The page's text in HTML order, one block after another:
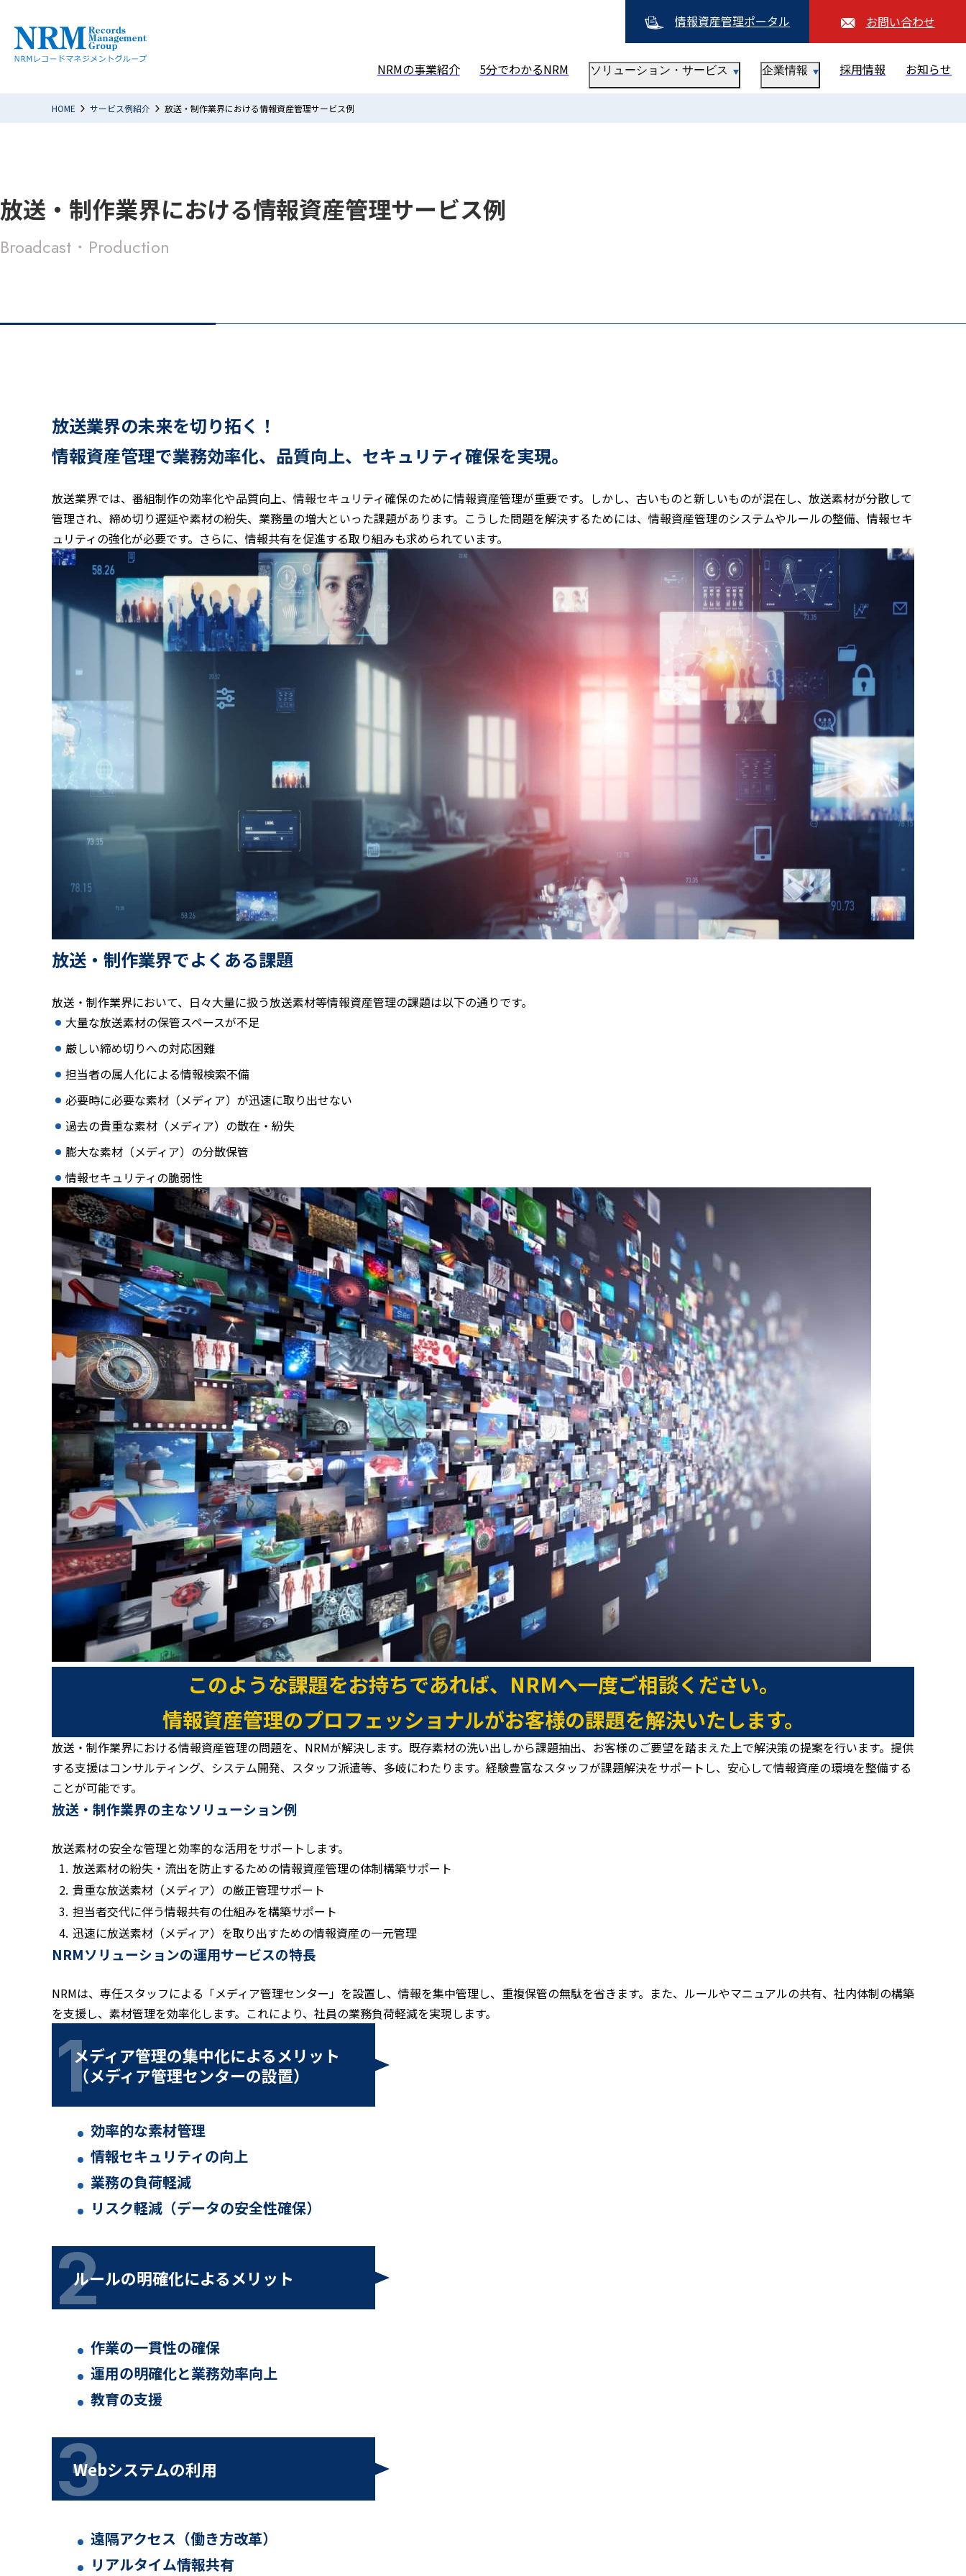
NRMの事業紹介 5分でわかるNRM ソリューション・サービス 企業情報 採用情報 お知らせ
情報資産管理ポータル お問い合わせ
HOME サービス例紹介 放送・制作業界における情報資産管理サービス例
放送・制作業界における情報資産管理サービス例
Broadcast・Production
放送業界の未来を切り拓く！
情報資産管理で業務効率化、品質向上、セキュリティ確保を実現。
放送業界では、番組制作の効率化や品質向上、情報セキュリティ確保のために情報資産管理が重要です。しかし、古いものと新しいものが混在し、放送素材が分散して
管理され、締め切り遅延や素材の紛失、業務量の増大といった課題があります。こうした問題を解決するためには、情報資産管理のシステムやルールの整備、情報セキ
ュリティの強化が必要です。さらに、情報共有を促進する取り組みも求められています。
放送・制作業界でよくある課題
放送・制作業界において、⽇々⼤量に扱う放送素材等情報資産管理の課題は以下の通りです。
⼤量な放送素材の保管スペースが不足
厳しい締め切りへの対応困難
担当者の属⼈化による情報検索不備
必要時に必要な素材（メディア）が迅速に取り出せない
過去の貴重な素材（メディア）の散在・紛失
膨⼤な素材（メディア）の分散保管
情報セキュリティの脆弱性
このような課題をお持ちであれば、NRMへ一度ご相談ください。
情報資産管理のプロフェッショナルがお客様の課題を解決いたします。
放送・制作業界における情報資産管理の問題を、NRMが解決します。既存素材の洗い出しから課題抽出、お客様のご要望を踏まえた上で解決策の提案を行います。提供
する支援はコンサルティング、システム開発、スタッフ派遣等、多岐にわたります。経験豊富なスタッフが課題解決をサポートし、安心して情報資産の環境を整備する
ことが可能です。
放送・制作業界の主なソリューション例
放送素材の安全な管理と効率的な活用をサポートします。
放送素材の紛失・流出を防⽌するための情報資産管理の体制構築サポート
貴重な放送素材（メディア）の厳正管理サポート
担当者交代に伴う情報共有の仕組みを構築サポート
迅速に放送素材（メディア）を取り出すための情報資産の⼀元管理
NRMソリューションの運⽤サービスの特⻑
NRMは、専任スタッフによる「メディア管理センター」を設置し、情報を集中管理し、重複保管の無駄を省きます。また、ルールやマニュアルの共有、社内体制の構築
を支援し、素材管理を効率化します。これにより、社員の業務負荷軽減を実現します。
メディア管理の集中化によるメリット
（メディア管理センターの設置）
効率的な素材管理
情報セキュリティの向上
業務の負荷軽減
リスク軽減（データの安全性確保）
ルールの明確化によるメリット
作業の一貫性の確保
運用の明確化と業務効率向上
教育の支援
Webシステムの利用
遠隔アクセス（働き方改革）
リアルタイム情報共有